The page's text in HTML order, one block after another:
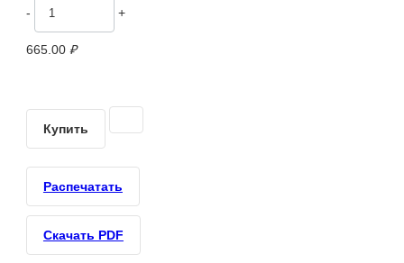
- +
665.00 ₽
Купить
Распечатать
Скачать PDF